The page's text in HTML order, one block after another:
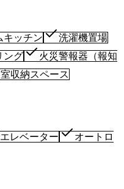
キッチン
洗濯機置場
ング
火災警報器（報知
収納スペース
エレベーター
オートロ